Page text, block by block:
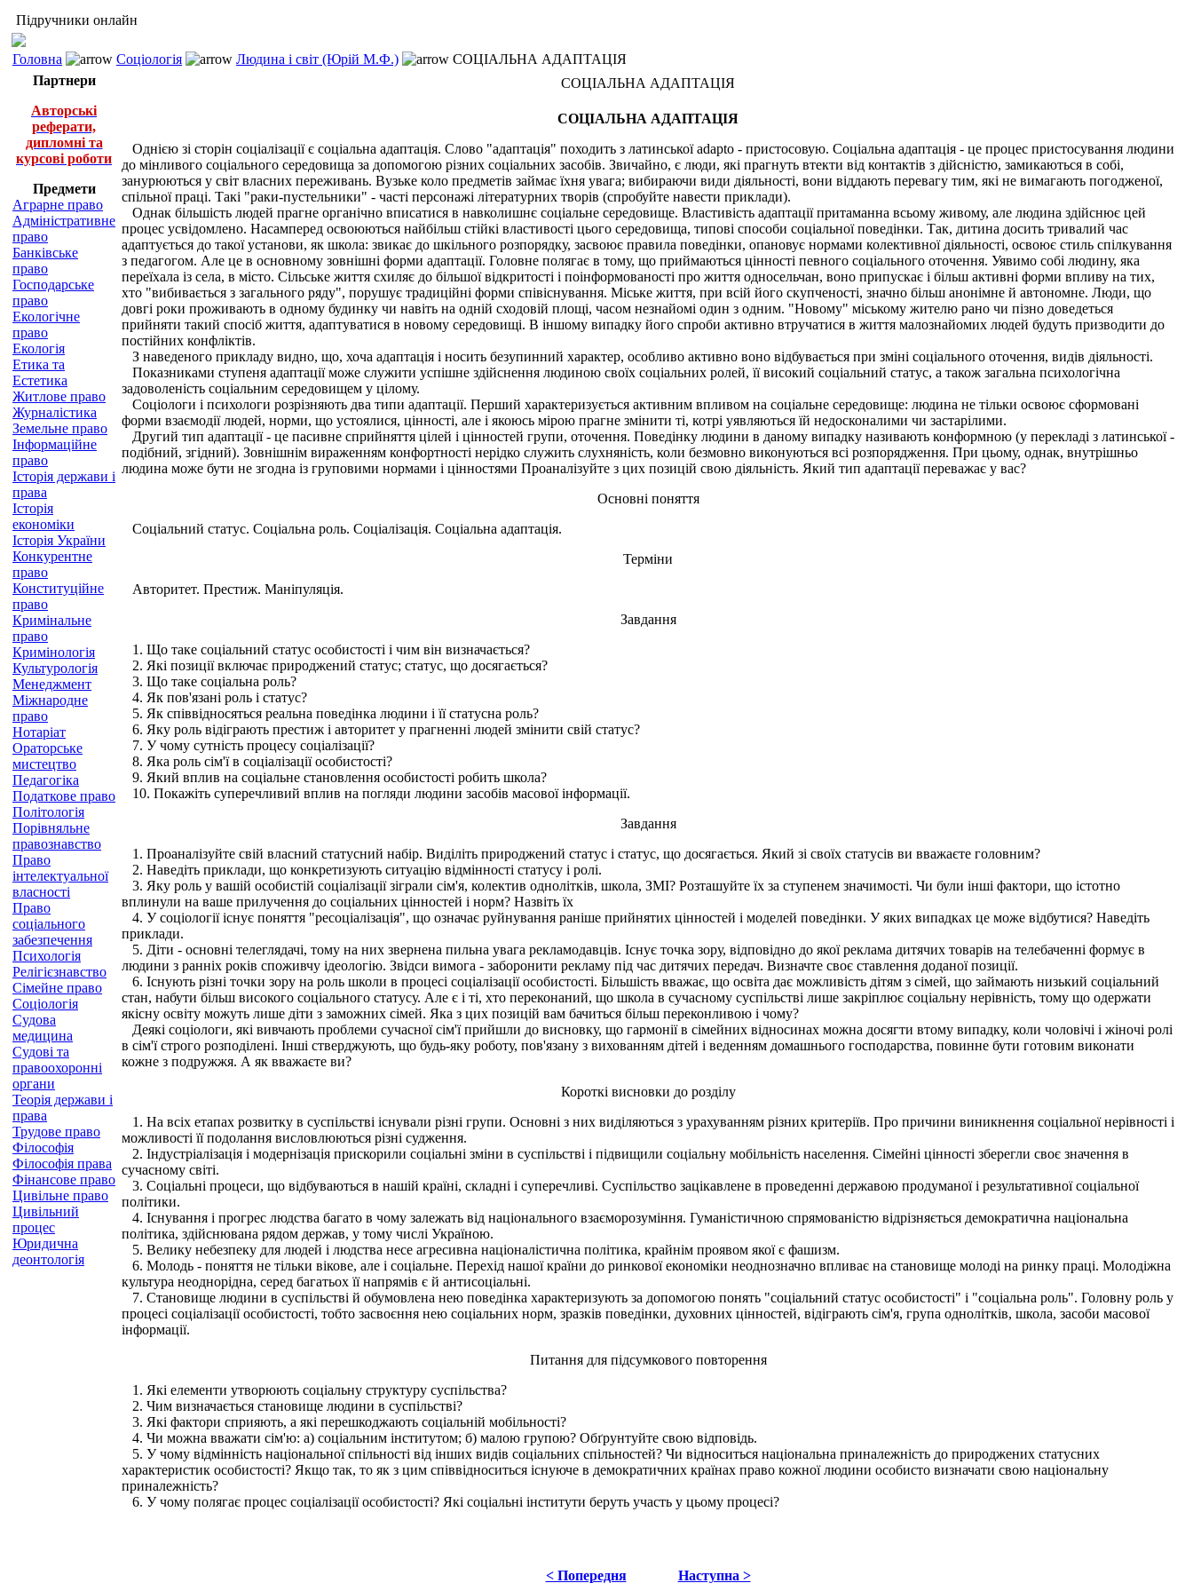
Підручники онлайн
Головна Соціологія Людина і світ (Юрій М.Ф.)
СОЦІАЛЬНА АДАПТАЦІЯ
Партнери
Авторські
реферати,
дипломні та
курсові роботи
Предмети
Аграрне право
Адміністративне
право
Банківське
право
Господарське
право
Екологічне
право
Екологія
Етика та
Естетика
Житлове право
Журналістика
Земельне право
Інформаційне
право
Історія держави і
права
Історія
економіки
Історія України
Конкурентне
право
Конституційне
право
Кримінальне
право
Кримінологія
Культурологія
Менеджмент
Міжнародне
право
Нотаріат
Ораторське
мистецтво
Педагогіка
Податкове право
Політологія
Порівняльне
правознавство
Право
інтелектуальної
власності
Право
соціального
забезпечення
Психологія
Релігієзнавство
Сімейне право
Соціологія
Судова
медицина
Судові та
правоохоронні
органи
Теорія держави і
права
Трудове право
Філософія
Філософія права
Фінансове право
Цивільне право
Цивільний
процес
Юридична
деонтологія
СОЦІАЛЬНА АДАПТАЦІЯ
СОЦІАЛЬНА АДАПТАЦІЯ
Однією зі сторін соціалізації є соціальна адаптація. Слово "адаптація" походить з латинської adapto - пристосовую. Соціальна адаптація - це процес пристосування людини
до мінливого соціального середовища за допомогою різних соціальних засобів. Звичайно, є люди, які прагнуть втекти від контактів з дійсністю, замикаються в собі,
занурюються у світ власних переживань. Вузьке коло предметів займає їхня увага; вибираючи види діяльності, вони віддають перевагу тим, які не вимагають погодженої,
спільної праці. Такі "раки-пустельники" - часті персонажі літературних творів (спробуйте навести приклади).
Однак більшість людей прагне органічно вписатися в навколишнє соціальне середовище. Властивість адаптації притаманна всьому живому, але людина здійснює цей
процес усвідомлено. Насамперед освоюються найбільш стійкі властивості цього середовища, типові способи соціальної поведінки. Так, дитина досить тривалий час
адаптується до такої установи, як школа: звикає до шкільного розпорядку, засвоює правила поведінки, опановує нормами колективної діяльності, освоює стиль спілкування
з педагогом. Але це в основному зовнішні форми адаптації. Головне полягає в тому, що приймаються цінності певного соціального оточення. Уявимо собі людину, яка
переїхала із села, в місто. Сільське життя схиляє до більшої відкритості і поінформованості про життя односельчан, воно припускає і більш активні форми впливу на тих,
хто "вибивається з загального ряду", порушує традиційні форми співіснування. Міське життя, при всій його скупченості, значно більш анонімне й автономне. Люди, що
довгі роки проживають в одному будинку чи навіть на одній сходовій площі, часом незнайомі один з одним. "Новому" міському жителю рано чи пізно доведеться
прийняти такий спосіб життя, адаптуватися в новому середовищі. В іншому випадку його спроби активно втручатися в життя малознайомих людей будуть призводити до
постійних конфліктів.
З наведеного прикладу видно, що, хоча адаптація і носить безупинний характер, особливо активно воно відбувається при зміні соціального оточення, видів діяльності.
Показниками ступеня адаптації може служити успішне здійснення людиною своїх соціальних ролей, її високий соціальний статус, а також загальна психологічна
задоволеність соціальним середовищем у цілому.
Соціологи і психологи розрізняють два типи адаптації. Перший характеризується активним впливом на соціальне середовище: людина не тільки освоює сформовані
форми взаємодії людей, норми, що устоялися, цінності, але і якоюсь мірою прагне змінити ті, котрі уявляються їй недосконалими чи застарілими.
Другий тип адаптації - це пасивне сприйняття цілей і цінностей групи, оточення. Поведінку людини в даному випадку називають конформною (у перекладі з латинської -
подібний, згідний). Зовнішнім вираженням конфортності нерідко служить слухняність, коли безмовно виконуються всі розпорядження. При цьому, однак, внутрішньо
людина може бути не згодна із груповими нормами і цінностями Проаналізуйте з цих позицій свою діяльність. Який тип адаптації переважає у вас?
Основні поняття
Соціальний статус. Соціальна роль. Соціалізація. Соціальна адаптація.
Терміни
Авторитет. Престиж. Маніпуляція.
Завдання
1. Що таке соціальний статус особистості і чим він визначається?
2. Які позиції включає природжений статус; статус, що досягається?
3. Що таке соціальна роль?
4. Як пов'язані роль і статус?
5. Як співвідносяться реальна поведінка людини і її статусна роль?
6. Яку роль відіграють престиж і авторитет у прагненні людей змінити свій статус?
7. У чому сутність процесу соціалізації?
8. Яка роль сім'ї в соціалізації особистості?
9. Який вплив на соціальне становлення особистості робить школа?
10. Покажіть суперечливий вплив на погляди людини засобів масової інформації.
Завдання
1. Проаналізуйте свій власний статусний набір. Виділіть природжений статус і статус, що досягається. Який зі своїх статусів ви вважаєте головним?
2. Наведіть приклади, що конкретизують ситуацію відмінності статусу і ролі.
3. Яку роль у вашій особистій соціалізації зіграли сім'я, колектив однолітків, школа, ЗМІ? Розташуйте їх за ступенем значимості. Чи були інші фактори, що істотно
вплинули на ваше прилучення до соціальних цінностей і норм? Назвіть їх
4. У соціології існує поняття "ресоціалізація", що означає руйнування раніше прийнятих цінностей і моделей поведінки. У яких випадках це може відбутися? Наведіть
приклади.
5. Діти - основні телеглядачі, тому на них звернена пильна увага рекламодавців. Існує точка зору, відповідно до якої реклама дитячих товарів на телебаченні формує в
людини з ранніх років споживчу ідеологію. Звідси вимога - заборонити рекламу під час дитячих передач. Визначте своє ставлення доданої позиції.
6. Існують різні точки зору на роль школи в процесі соціалізації особистості. Більшість вважає, що освіта дає можливість дітям з сімей, що займають низький соціальний
стан, набути більш високого соціального статусу. Але є і ті, хто переконаний, що школа в сучасному суспільстві лише закріплює соціальну нерівність, тому що одержати
якісну освіту можуть лише діти з заможних сімей. Яка з цих позицій вам бачиться більш переконливою і чому?
Деякі соціологи, які вивчають проблеми сучасної сім'ї прийшли до висновку, що гармонії в сімейних відносинах можна досягти втому випадку, коли чоловічі і жіночі ролі
в сім'ї строго розподілені. Інші стверджують, що будь-яку роботу, пов'язану з вихованням дітей і веденням домашнього господарства, повинне бути готовим виконати
кожне з подружжя. А як вважаєте ви?
Короткі висновки до розділу
1. На всіх етапах розвитку в суспільстві існували різні групи. Основні з них виділяються з урахуванням різних критеріїв. Про причини виникнення соціальної нерівності і
можливості її подолання висловлюються різні судження.
2. Індустріалізація і модернізація прискорили соціальні зміни в суспільстві і підвищили соціальну мобільність населення. Сімейні цінності зберегли своє значення в
сучасному світі.
3. Соціальні процеси, що відбуваються в нашій країні, складні і суперечливі. Суспільство зацікавлене в проведенні державою продуманої і результативної соціальної
політики.
4. Існування і прогрес людства багато в чому залежать від національного взаєморозуміння. Гуманістичною спрямованістю відрізняється демократична національна
політика, здійснювана рядом держав, у тому числі Україною.
5. Велику небезпеку для людей і людства несе агресивна націоналістична політика, крайнім проявом якої є фашизм.
6. Молодь - поняття не тільки вікове, але і соціальне. Перехід нашої країни до ринкової економіки неоднозначно впливає на становище молоді на ринку праці. Молодіжна
культура неоднорідна, серед багатьох її напрямів є й антисоціальні.
7. Становище людини в суспільстві й обумовлена нею поведінка характеризують за допомогою понять "соціальний статус особистості" і "соціальна роль". Головну роль у
процесі соціалізації особистості, тобто засвоєння нею соціальних норм, зразків поведінки, духовних цінностей, відіграють сім'я, група однолітків, школа, засоби масової
інформації.
Питання для підсумкового повторення
1. Які елементи утворюють соціальну структуру суспільства?
2. Чим визначається становище людини в суспільстві?
3. Які фактори сприяють, а які перешкоджають соціальній мобільності?
4. Чи можна вважати сім'ю: а) соціальним інститутом; б) малою групою? Обґрунтуйте свою відповідь.
5. У чому відмінність національної спільності від інших видів соціальних спільностей? Чи відноситься національна приналежність до природжених статусних
характеристик особистості? Якщо так, то як з цим співвідноситься існуюче в демократичних країнах право кожної людини особисто визначати свою національну
приналежність?
6. У чому полягає процес соціалізації особистості? Які соціальні інститути беруть участь у цьому процесі?
< Попередня Наступна >